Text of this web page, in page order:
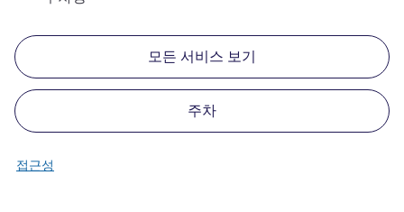
모든 서비스 보기
주차
접근성